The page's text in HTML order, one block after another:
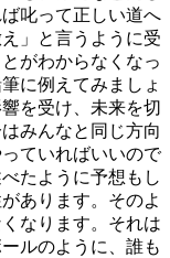
叱って正しい道へ
」と言うように受
がわからなくなっ
に例えてみましょ
を受け、未来を切
みんなと同じ方向
ていればいいので
たように予想もし
あります。そのよ
なります。それは
ルのように、誰も